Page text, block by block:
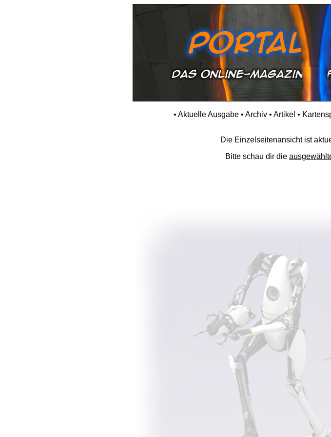
• Aktuelle Ausgabe• Archiv• Artikel •
Die Einzelseitenansicht ist
Bitte schau dir die